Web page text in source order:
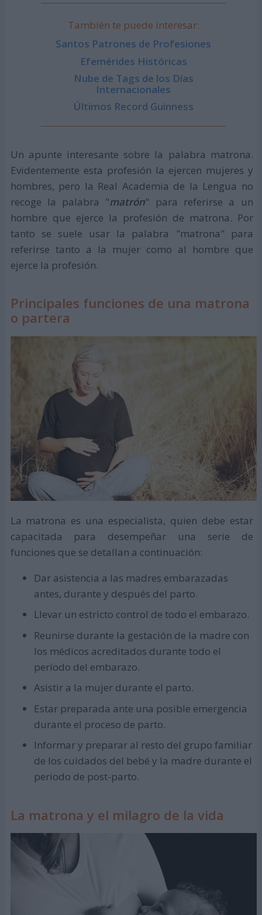
También te puede interesar:
Santos Patrones de Profesiones
Efemérides Históricas
Nube de Tags de los Días
Internacionales
Últimos Record Guinness
Un apunte interesante sobre la palabra matrona.
Evidentemente esta profesión la ejercen mujeres y
hombres, pero la Real Academia de la Lengua no
recoge la palabra "matrón" para referirse a un
hombre que ejerce la profesión de matrona. Por
tanto se suele usar la palabra "matrona" para
referirse tanto a la mujer como al hombre que
ejerce la profesión.
Principales funciones de una matrona
o partera
La matrona es una especialista, quien debe estar
capacitada para desempeñar una serie de
funciones que se detallan a continuación:
Dar asistencia a las madres embarazadas
antes, durante y después del parto.
Llevar un estricto control de todo el embarazo.
Reunirse durante la gestación de la madre con
los médicos acreditados durante todo el
período del embarazo.
Asistir a la mujer durante el parto.
Estar preparada ante una posible emergencia
durante el proceso de parto.
Informar y preparar al resto del grupo familiar
de los cuidados del bebé y la madre durante el
periodo de post-parto.
La matrona y el milagro de la vida